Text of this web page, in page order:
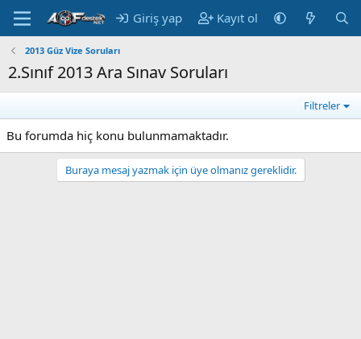
Giriş yap Kayıt ol
2013 Güz Vize Soruları
2.Sınıf 2013 Ara Sınav Soruları
Filtreler
Bu forumda hiç konu bulunmamaktadır.
Buraya mesaj yazmak için üye olmanız gereklidir.